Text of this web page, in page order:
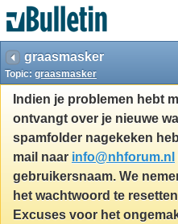
graasmasker
Topic: graasmasker
Indien je problemen hebt
ontvangt over je nieuwe
spamfolder nagekeken
mail naar info@nhforum.nl
gebruikersnaam. We
het wachtwoord te
Excuses voor het